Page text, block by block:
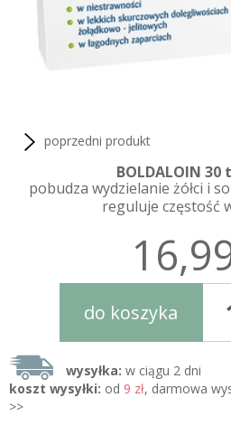
poprzedni produkt
BOLDALOIN
pobudza wydzielanie żółci i
reguluje częstość
do koszyka
wysyłka: w ciągu 2 dni
koszt wysyłki: od 9 zł, darmowa
>>